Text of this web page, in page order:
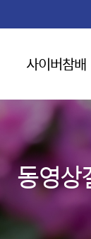
사이버참배
동영상